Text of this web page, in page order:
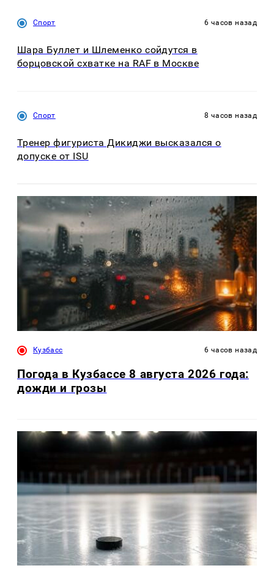
Спорт 6 часов назад
Шара Буллет и Шлеменко сойдутся в
борцовской схватке на RAF в Москве
Спорт 8 часов назад
Тренер фигуриста Дикиджи высказался о
допуске от ISU
Кузбасс 6 часов назад
Погода в Кузбассе 8 августа 2026 года:
дожди и грозы